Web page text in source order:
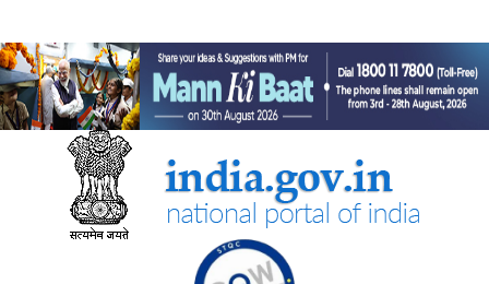
केन्‍द्रीय मंत्री डॉ. जितेंद्र सिंह ने लखनऊ में सीएसआईआर-एनबीआरआई द्वारा
विकसित अपनी तरह का पहला 'इको-एजुकेशनल हब' राष्ट्र को समर्पित किया
सीएसआईआर एकीकृत कौशल पहल के चरण-III (2025–30) के प्रथम वर्ष
के लिए मॉनिटरिंग समिति की समन्वयकों की कॉन्क्लेव-सह-बैठक आयोजित की
पत्तन, पोत परिवहन और जलमार्ग मंत्रालय
भारत ने समुद्री गवर्नेंस में डिजिटल बदलाव को गति देने के लिए ई-समुद्र का